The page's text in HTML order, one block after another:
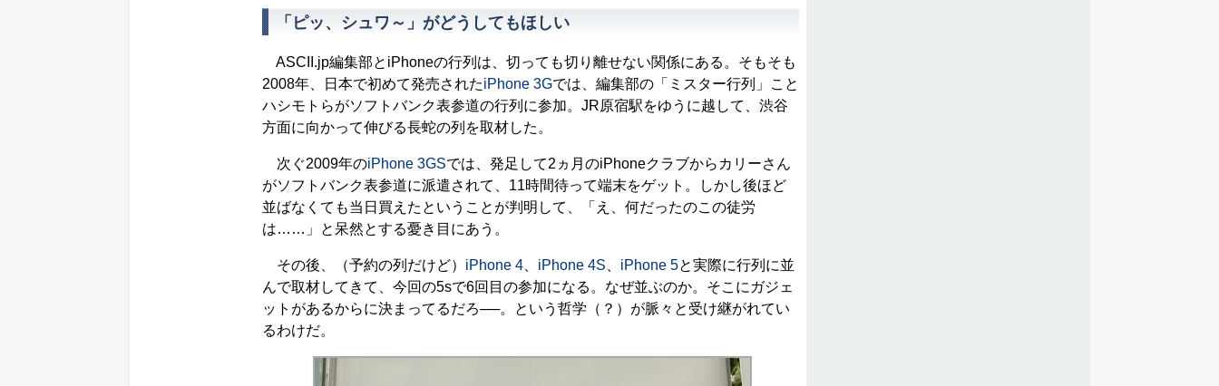
「ピッ、シュワ～」がどうしてもほしい
ASCII.jp編集部とiPhoneの行列は、切っても切り離せない関係にある。そもそも
2008年、日本で初めて発売されたiPhone 3Gでは、編集部の「ミスター行列」こと
ハシモトらがソフトバンク表参道の行列に参加。JR原宿駅をゆうに越して、渋谷
方面に向かって伸びる長蛇の列を取材した。
次ぐ2009年のiPhone 3GSでは、発足して2ヵ月のiPhoneクラブからカリーさん
がソフトバンク表参道に派遣されて、11時間待って端末をゲット。しかし後ほど
並ばなくても当日買えたということが判明して、「え、何だったのこの徒労
は……」と呆然とする憂き目にあう。
その後、（予約の列だけど） iPhone 4 iPhone 4S iPhone 5と実際に行列に並
んで取材してきて、今回の5sで6回目の参加になる。なぜ並ぶのか。そこにガジェ
ットがあるからに決まってるだろ──。という哲学（？）が脈々と受け継がれてい
るわけだ。